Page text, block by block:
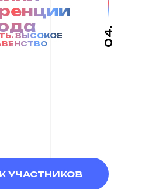
04.
ВЫСОКОЕ
УЧАСТНИКОВ